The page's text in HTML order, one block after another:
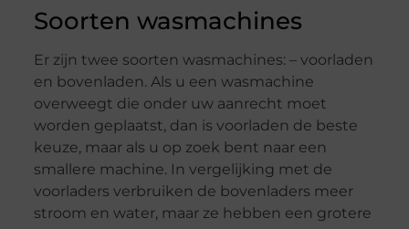
Soorten wasmachines
Er zijn twee soorten wasmachines: – voorladen
en bovenladen. Als u een wasmachine
overweegt die onder uw aanrecht moet
worden geplaatst, dan is voorladen de beste
keuze, maar als u op zoek bent naar een
smallere machine. In vergelijking met de
voorladers verbruiken de bovenladers meer
stroom en water, maar ze hebben een grotere